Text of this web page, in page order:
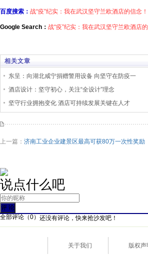
百度搜索： 战“疫”纪实：我在武汉坚守兰欧酒店的信念！
Google Search： 战“疫”纪实：我在武汉坚守兰欧酒店的
相关文章
东呈：向湖北咸宁捐赠警用设备 向坚守在防疫一
酒店设计：坚守初心，关注“全设计”理念
坚守行业拥抱变化 酒店可持续发展关键在人才
上一篇： 济南工业企业建景区最高可获80万一次性奖励
说点什么吧
全部评论（0） 还没有评论，快来抢沙发吧！
关于我们 版权声